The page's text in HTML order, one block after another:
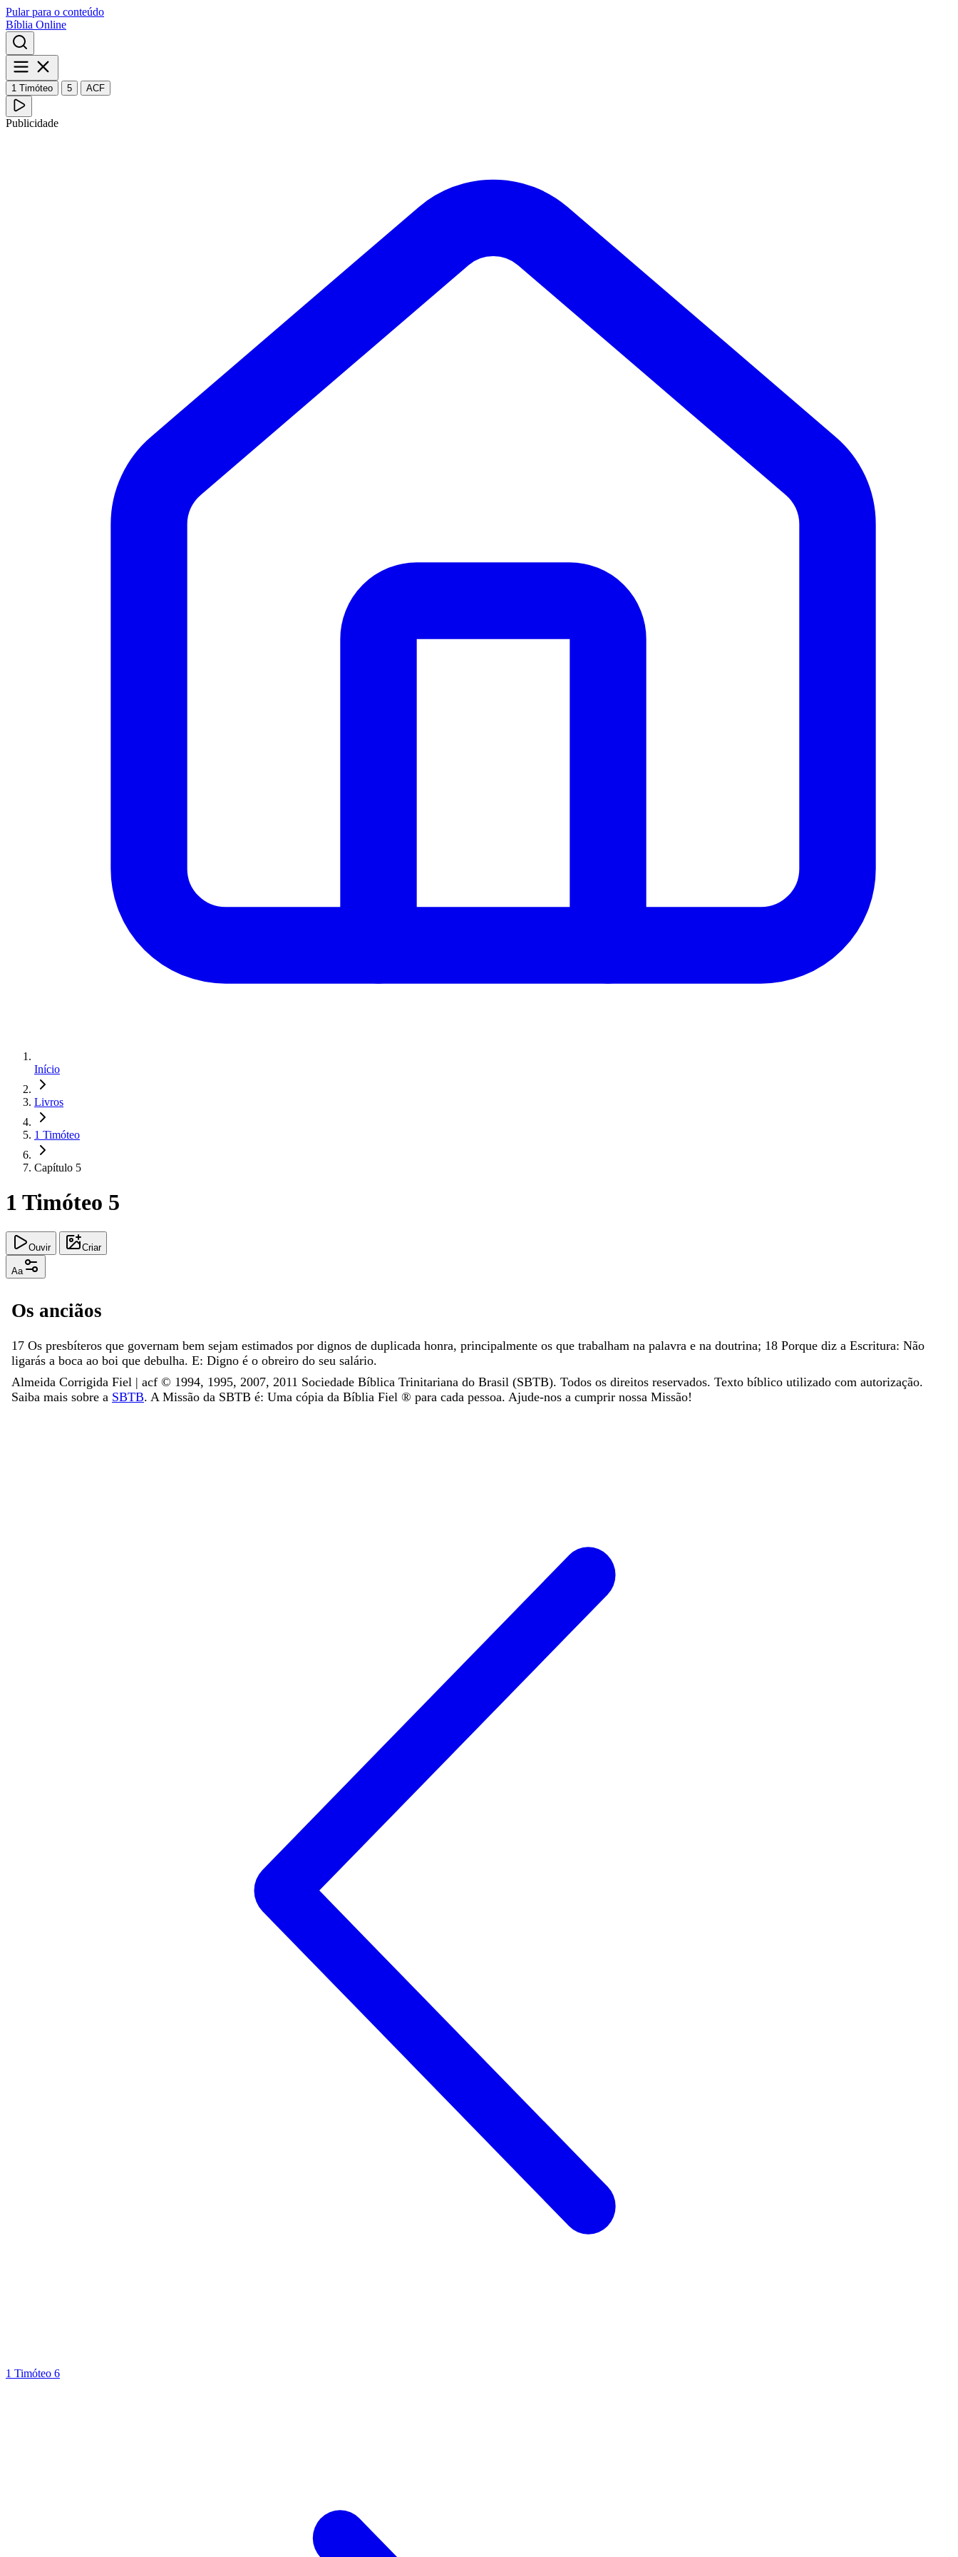
Pular para o conteúdo
Bíblia Online
1 Timóteo 5 ACF
Publicidade
Início
Livros
1 Timóteo
Capítulo 5
1 Timóteo 5
Ouvir Criar
Aa
Os anciãos
17 Os presbíteros que governam bem sejam estimados por dignos de duplicada honra, principalmente os que trabalham na palavra e na doutrina; 18 Porque diz a Escritura: Não
ligarás a boca ao boi que debulha. E: Digno é o obreiro do seu salário.
Almeida Corrigida Fiel | acf ©️ 1994, 1995, 2007, 2011 Sociedade Bíblica Trinitariana do Brasil (SBTB). Todos os direitos reservados. Texto bíblico utilizado com autorização.
Saiba mais sobre a SBTB. A Missão da SBTB é: Uma cópia da Bíblia Fiel ®️ para cada pessoa. Ajude-nos a cumprir nossa Missão!
1 Timóteo 6